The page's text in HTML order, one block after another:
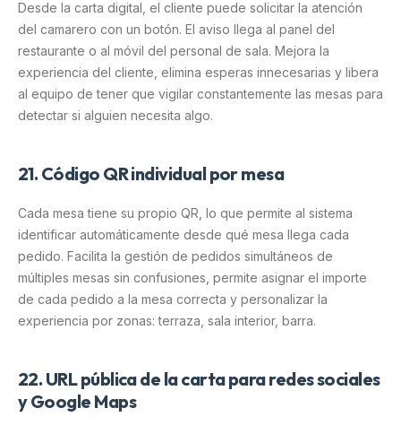
Desde la carta digital, el cliente puede solicitar la atención
del camarero con un botón. El aviso llega al panel del
restaurante o al móvil del personal de sala. Mejora la
experiencia del cliente, elimina esperas innecesarias y libera
al equipo de tener que vigilar constantemente las mesas para
detectar si alguien necesita algo.
21. Código QR individual por mesa
Cada mesa tiene su propio QR, lo que permite al sistema
identificar automáticamente desde qué mesa llega cada
pedido. Facilita la gestión de pedidos simultáneos de
múltiples mesas sin confusiones, permite asignar el importe
de cada pedido a la mesa correcta y personalizar la
experiencia por zonas: terraza, sala interior, barra.
22. URL pública de la carta para redes sociales
y Google Maps